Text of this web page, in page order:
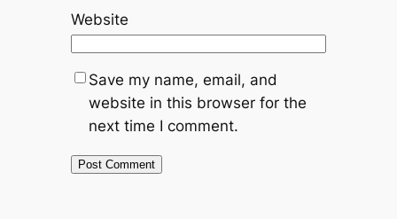
Website
Save my name, email, and
website in this browser for the
next time I comment.